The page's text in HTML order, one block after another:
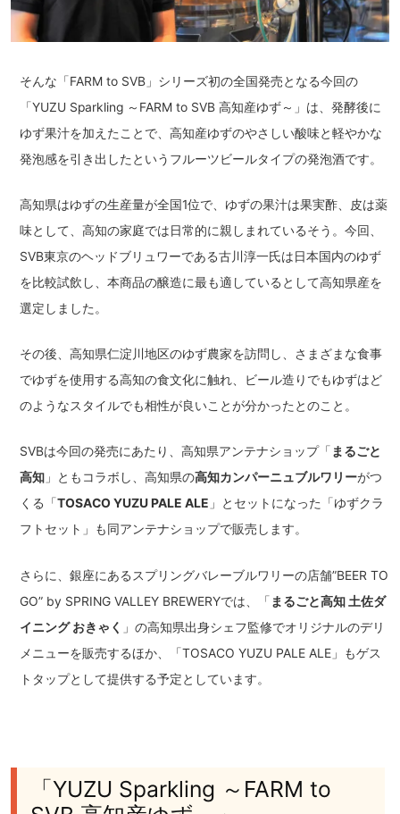
そんな「FARM to SVB」シリーズ初の全国発売となる今回の
「YUZU Sparkling ～FARM to SVB 高知産ゆず～」は、発酵後に
ゆず果汁を加えたことで、高知産ゆずのやさしい酸味と軽やかな
発泡感を引き出したというフルーツビールタイプの発泡酒です。
高知県はゆずの生産量が全国1位で、ゆずの果汁は果実酢、皮は薬
味として、高知の家庭では日常的に親しまれているそう。今回、
SVB東京のヘッドブリュワーである古川淳一氏は日本国内のゆず
を比較試飲し、本商品の醸造に最も適しているとして高知県産を
選定しました。
その後、高知県仁淀川地区のゆず農家を訪問し、さまざまな食事
でゆずを使用する高知の食文化に触れ、ビール造りでもゆずはど
のようなスタイルでも相性が良いことが分かったとのこと。
SVBは今回の発売にあたり、高知県アンテナショップ「 まるごと
高知 」ともコラボし、高知県の高知カンパーニュブルワリーがつ
くる「TOSACO YUZU PALE ALE 」とセットになった「ゆずクラ
フトセット」も同アンテナショップで販売します。
さらに、銀座にあるスプリングバレーブルワリーの店舗”BEER TO
GO” by SPRING VALLEY BREWERYでは、「 まるごと高知 土佐ダ
イニング おきゃく 」の高知県出身シェフ監修でオリジナルのデリ
メニューを販売するほか、「TOSACO YUZU PALE ALE」もゲス
トタップとして提供する予定としています。
「YUZU Sparkling ～FARM to